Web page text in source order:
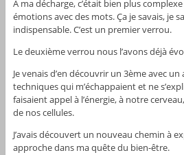
A ma décharge, c’était bien plus
émotions avec des mots. Ça je savais, je
indispensable. C’est un premier verrou.
Le deuxième verrou nous l’avons déjà
Je venais d’en découvrir un 3ème avec
techniques qui m’échappaient et ne
faisaient appel à l’énergie, à notre
de nos cellules.
J’avais découvert un nouveau chemin à
approche dans ma quête du bien-être.